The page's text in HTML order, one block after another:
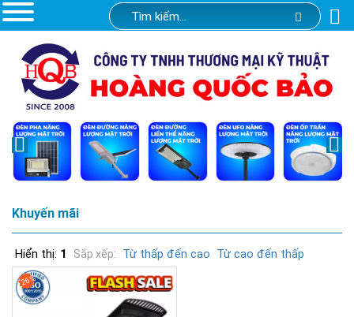
Khuyến mãi
Hiển thị: 1 Sắp xếp: Từ thấp đến cao Từ cao đến thấp
26%